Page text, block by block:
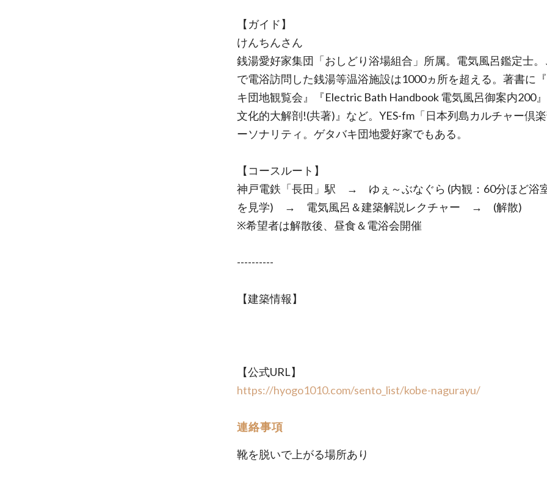
【ガイド】
けんちんさん
銭湯愛好家集団「おしどり浴場組合」所属。電気風呂鑑定士
で電浴訪問した銭湯等温浴施設は1000ヵ所を超える。著書に
キ団地観覧会』『Electric Bath Handbook 電気風呂御案内200
文化的大解剖!(共著)』など。YES-fm「日本列島カルチャー倶
ーソナリティ。ゲタバキ団地愛好家でもある。
【コースルート】
神戸電鉄「長田」駅 → ゆぇ～ぶなぐら (内観：60分ほど浴
を見学) → 電気風呂＆建築解説レクチャー → (解散)
※希望者は解散後、昼食＆電浴会開催
----------
【建築情報】
【公式URL】
https://hyogo1010.com/sento_list/kobe-nagurayu/
連絡事項
靴を脱いで上がる場所あり